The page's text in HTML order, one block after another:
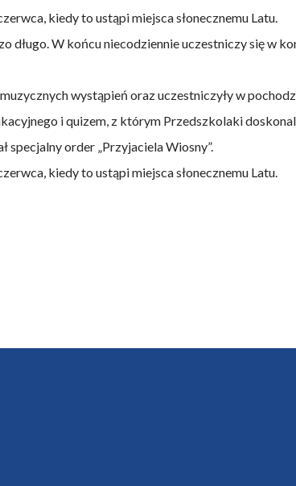
kiedy to ustąpi miejsca słonecznemu Latu.
W końcu niecodziennie uczestniczy się w
wystąpień oraz uczestniczyły w
i quizem, z którym Przedszkolaki
specjalny order „Przyjaciela Wiosny”.
kiedy to ustąpi miejsca słonecznemu Latu.